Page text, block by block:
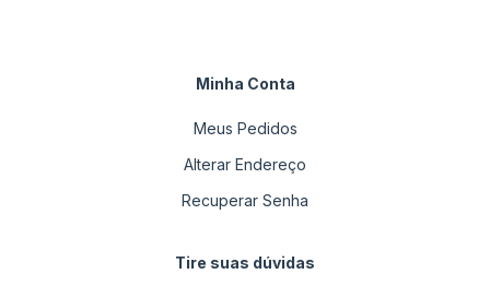
Minha Conta
Meus Pedidos
Alterar Endereço
Recuperar Senha
Tire suas dúvidas